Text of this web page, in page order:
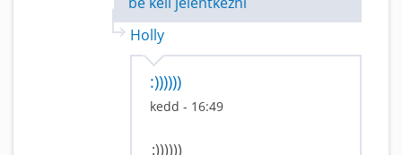
Holly
:))))))
kedd - 16:49
:))))))